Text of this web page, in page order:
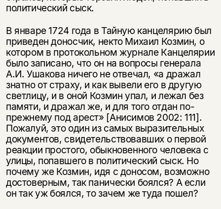
политический сыск.
В январе 1724 года в Тайную канцелярию был
приведен доносчик, некто Михаил Козмин, о
котором в протокольном журнале Канцелярии
было записано, что он на вопросы генерала
А.И. Ушакова ничего не отвечал, «а дражал
знатно от страху, и как вывели его в другую
светлицу, и в оной Козмин упал, и лежал без
памяти, и дражал же, и для того отдан по-
прежнему под арест» [Анисимов 2002: 111].
Пожалуй, это один из самых выразительных
документов, свидетельствовавших о первой
реакции простого, обыкновенного человека с
улицы, попавшего в политический сыск. Но
почему же Козмин, идя с доносом, возможно
достоверным, так панически боялся? А если
он так уж боялся, то зачем же туда пошел?